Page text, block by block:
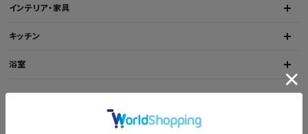
インテリア・家具
キッチン
浴室